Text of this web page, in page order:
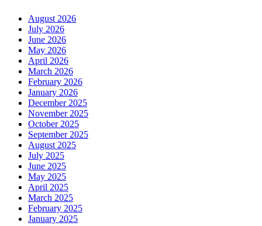
August 2026
July 2026
June 2026
May 2026
April 2026
March 2026
February 2026
January 2026
December 2025
November 2025
October 2025
September 2025
August 2025
July 2025
June 2025
May 2025
April 2025
March 2025
February 2025
January 2025